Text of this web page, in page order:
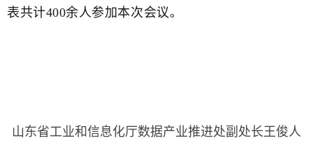
表共计400余人参加本次会议。
山东省工业和信息化厅数据产业推进处副处长王俊人